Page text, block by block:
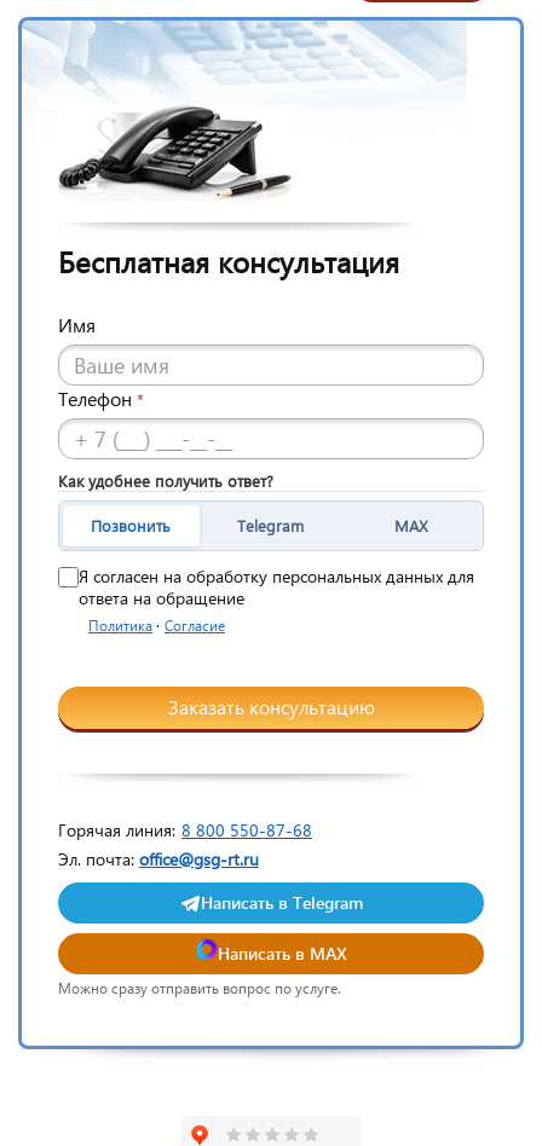
Бесплатная консультация
Имя
Телефон *
Как удобнее получить ответ?
Позвонить Telegram MAX
Я согласен на обработку персональных данных для
ответа на обращение
Политика · Согласие
Заказать консультацию
Горячая линия: 8 800 550-87-68
Эл. почта: office@gsg-rt.ru
Написать в Telegram
Написать в MAX
Можно сразу отправить вопрос по услуге.